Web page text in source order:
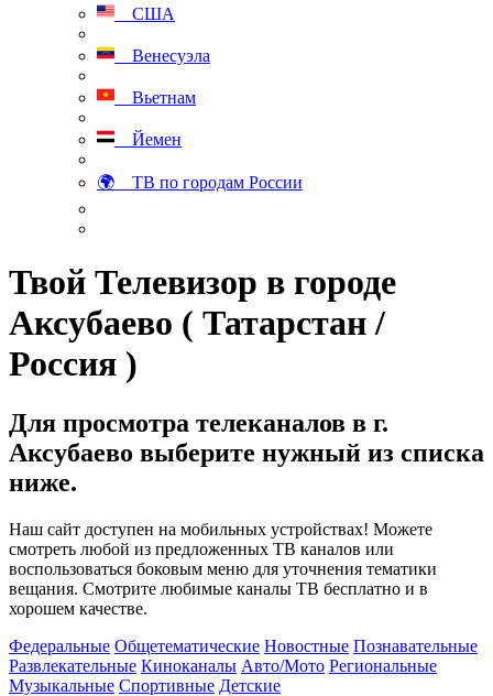
США
Венесуэла
Вьетнам
Йемен
🌍 ТВ по городам России
Твой Телевизор в городе
Аксубаево ( Татарстан /
Россия )
Для просмотра телеканалов в г.
Аксубаево выберите нужный из списка
ниже.
Наш сайт доступен на мобильных устройствах! Можете
смотреть любой из предложенных ТВ каналов или
воспользоваться боковым меню для уточнения тематики
вещания. Смотрите любимые каналы ТВ бесплатно и в
хорошем качестве.
Федеральные Общетематические Новостные Познавательные
Развлекательные Киноканалы Авто/Мото Региональные
Музыкальные Спортивные Детские